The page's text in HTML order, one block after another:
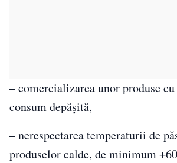
– comercializarea unor produse
consum depășită,
– nerespectarea temperaturii de
produselor calde, de minimum